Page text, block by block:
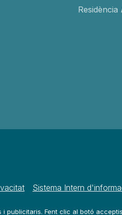
Sistema Intern
Fent clic al botó